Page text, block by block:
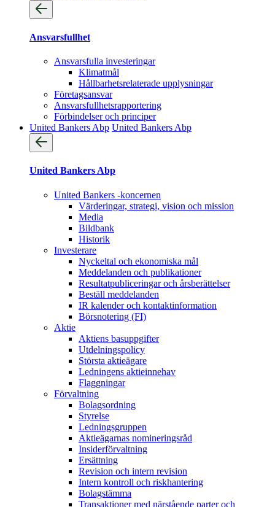
Ansvarsfullhet
Ansvarsfulla investeringar
Klimatmål
Hållbarhetsrelaterade upplysningar
Företagsansvar
Ansvarsfullhets­rapportering
Förbindelser och principer
United Bankers Abp United Bankers Abp
United Bankers Abp
United Bankers -koncernen
Värderingar, strategi, vision och mission
Media
Bildbank
Historik
Investerare
Nyckeltal och ekonomiska mål
Meddelanden och publikationer
Resultatpubliceringar och årsberättelser
Beställ meddelanden
IR kalender och kontaktinformation
Börsnotering (FI)
Aktie
Aktiens basuppgifter
Utdelningspolicy
Största aktieägare
Ledningens aktieinnehav
Flaggningar
Förvaltning
Bolagsordning
Styrelse
Ledningsgruppen
Aktieägarnas nomineringsråd
Insiderförvaltning
Ersättning
Revision och intern revision
Intern kontroll och riskhantering
Bolagstämma
Transaktioner med närstående parter och